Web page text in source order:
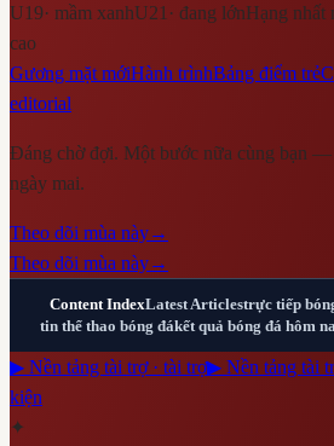
U19· mầm xanhU21 · đang lớnHạng nhất
cao
Gương mặt mớiHành trìnhBảng điểm trẻ
editorial
Đáng chờ đợi. Một bước nữa cùng bạn —
ngày mai.
Theo dõi mùa này→
Theo dõi mùa này→
Content IndexLatest Articlestrực tiếp
tin thể thao bóng đákết quả bóng đá hôm
▶ Nền tảng tài trợ · tài trợ▶ Nền tảng tài
kiện
✦